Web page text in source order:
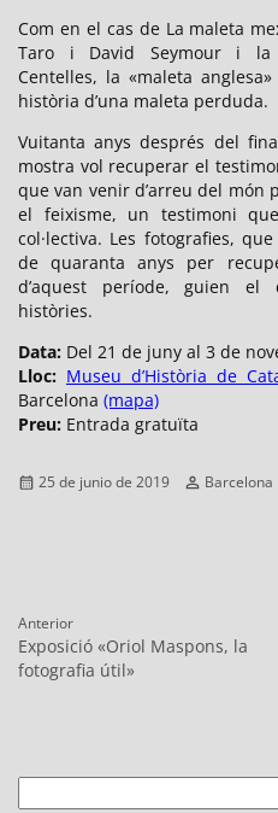
Com en el cas de La maleta
Taro i David Seymour i la
Centelles, la «maleta
història d’una maleta perduda.
Vuitanta anys després del
mostra vol recuperar el
que van venir d’arreu del
el feixisme, un testimoni
col·lectiva. Les fotografies,
de quaranta anys per
d’aquest període, guien el
històries.
Data: Del 21 de juny al 3 de
Lloc: Museu d’Història de
Barcelona (mapa)
Preu: Entrada gratuïta
Publicado
25 de junio de 2019 Autor
Barcelona
Navegación
de
entradas
Anterior
Entrada
anterior:
Exposició «Oriol Maspons, la
fotografia útil»